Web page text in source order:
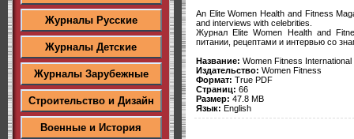
Журналы Русские
Журналы Детские
Журналы Зарубежные
Строительство и Дизайн
Военные и История
An Elite Women Health and Fitness
and interviews with celebrities.
Журнал Elite Women Health and
питании, рецептами и интервью со
Название: Women Fitness
Издательство: Women Fitness
Формат: True PDF
Страниц: 66
Размер: 47.8 MB
Язык: English